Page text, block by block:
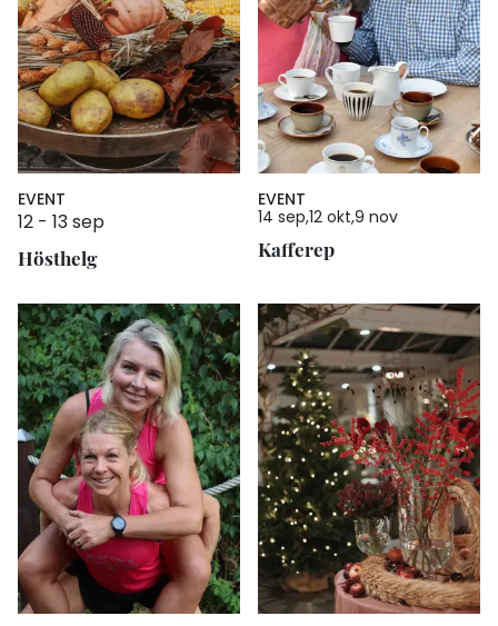
EVENT
12- 13 sep
Hösthelg
EVENT
14 sep12 okt9 nov
Kafferep